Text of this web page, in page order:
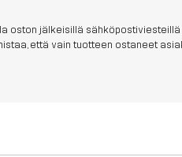
oston jälkeisillä sähköpostiviesteillä
että vain tuotteen ostaneet